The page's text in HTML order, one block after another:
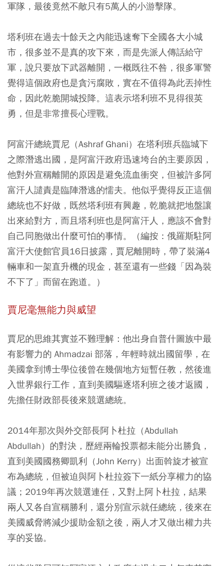
軍隊，最後竟然不敵只有5萬人的小游擊隊。
塔利班在過去十餘天之內能迅速奪下全國各大小城
市，很多並不是真的攻下來，而是先派人傳話給守
軍，說只要放下武器離開，一概既往不咎，很多軍警
覺得這個政府也是貪污腐敗，實在不值得為此丟掉性
命，因此乾脆開城投降。這表示塔利班不見得很英
勇，但是非常擅長心理戰。
阿富汗總統賈尼（Ashraf Ghani）在塔利班兵臨城下
之際潛逃出國，是阿富汗政府迅速垮台的主要原因，
他對外宣稱離開的原因是避免流血衝突，但被許多阿
富汗人譴責是臨陣潛逃的懦夫。他似乎覺得反正這個
總統也不好做，既然塔利班有興趣，乾脆就把地盤讓
出來給對方，而且塔利班也是阿富汗人，應該不會對
自己同胞做出什麼可怕的事情。（編按：俄羅斯駐阿
富汗大使館官員16日披露，賈尼離開時，帶了裝滿4
輛車和一架直升機的現金，甚至還有一些錢「因為裝
不下了」而留在跑道。）
賈尼毫無能力與威望
賈尼的思維其實並不難理解：他出身自普什圖族中最
有影響力的 Ahmadzai 部落，年輕時就出國留學，在
美國拿到博士學位後曾在幾個地方短暫任教，然後進
入世界銀行工作，直到美國驅逐塔利班之後才返國，
先擔任財政部長後來競選總統。
2014年那次與外交部長阿卜杜拉（Abdullah
Abdullah）的對決，歷經兩輪投票都未能分出勝負，
直到美國國務卿凱利（John Kerry）出面斡旋才被宣
布為總統，但被迫與阿卜杜拉簽下一紙分享權力的協
議；2019年再次競選連任，又對上阿卜杜拉，結果
兩人又各自宣稱勝利，還分別宣示就任總統，後來在
美國威脅將減少援助金額之後，兩人才又做出權力共
享的妥協。